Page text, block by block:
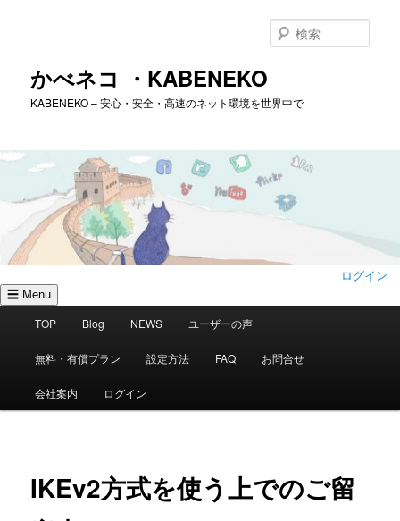
へ
かべネコ ・KABENEKO
KABENEKO – 安心・安全・高速のネット環境を世界中で
索
ログイン
☰ Menu
ュ
TOP Blog NEWS ユーザーの声
無料・有償プラン 設定方法 FAQ お問合せ
会社案内 ログイン
IKEv2方式を使う上でのご留